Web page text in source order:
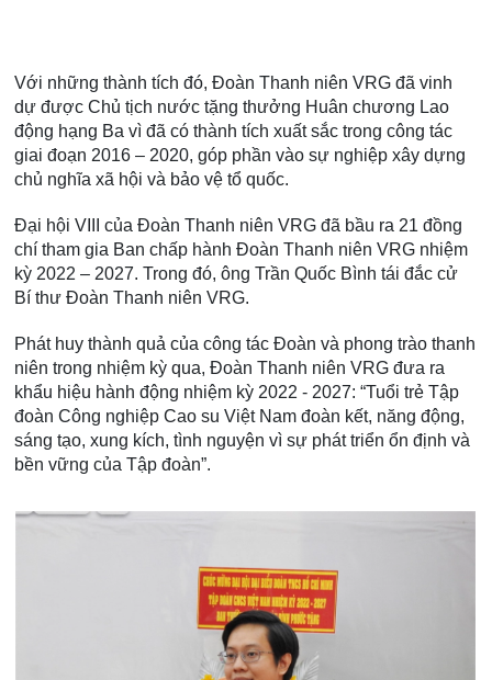
Với những thành tích đó, Đoàn Thanh niên VRG đã vinh
dự được Chủ tịch nước tặng thưởng Huân chương Lao
động hạng Ba vì đã có thành tích xuất sắc trong công tác
giai đoạn 2016 – 2020, góp phần vào sự nghiệp xây dựng
chủ nghĩa xã hội và bảo vệ tổ quốc.
Đại hội VIII của Đoàn Thanh niên VRG đã bầu ra 21 đồng
chí tham gia Ban chấp hành Đoàn Thanh niên VRG nhiệm
kỳ 2022 – 2027. Trong đó, ông Trần Quốc Bình tái đắc cử
Bí thư Đoàn Thanh niên VRG.
Phát huy thành quả của công tác Đoàn và phong trào thanh
niên trong nhiệm kỳ qua, Đoàn Thanh niên VRG đưa ra
khẩu hiệu hành động nhiệm kỳ 2022 - 2027: “Tuổi trẻ Tập
đoàn Công nghiệp Cao su Việt Nam đoàn kết, năng động,
sáng tạo, xung kích, tình nguyện vì sự phát triển ổn định và
bền vững của Tập đoàn”.